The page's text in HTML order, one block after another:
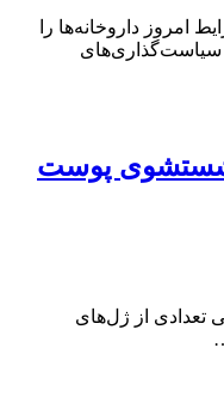
امروز داروخانه‌ها را
سیاست‌گذاری‌های
شستشوی پوست
تعدادی از ژل‌های